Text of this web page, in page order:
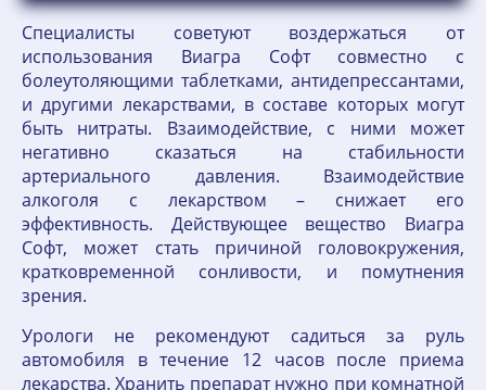
Специалисты советуют воздержаться от
использования Виагра Софт совместно с
болеутоляющими таблетками, антидепрессантами,
и другими лекарствами, в составе которых могут
быть нитраты. Взаимодействие, с ними может
негативно сказаться на стабильности
артериального давления. Взаимодействие
алкоголя с лекарством – снижает его
эффективность. Действующее вещество Виагра
Софт, может стать причиной головокружения,
кратковременной сонливости, и помутнения
зрения.
Урологи не рекомендуют садиться за руль
автомобиля в течение 12 часов после приема
лекарства. Хранить препарат нужно при комнатной